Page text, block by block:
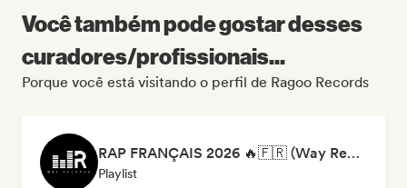
Você também pode gostar desses
curadores/profissionais...
Porque você está visitando o perfil de Ragoo Records
RAP FRANÇAIS 2026 🔥🇫🇷 (Way Records)
Playlist